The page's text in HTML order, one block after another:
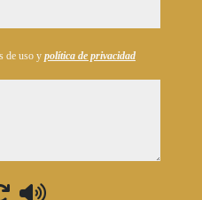
de uso y política de privacidad